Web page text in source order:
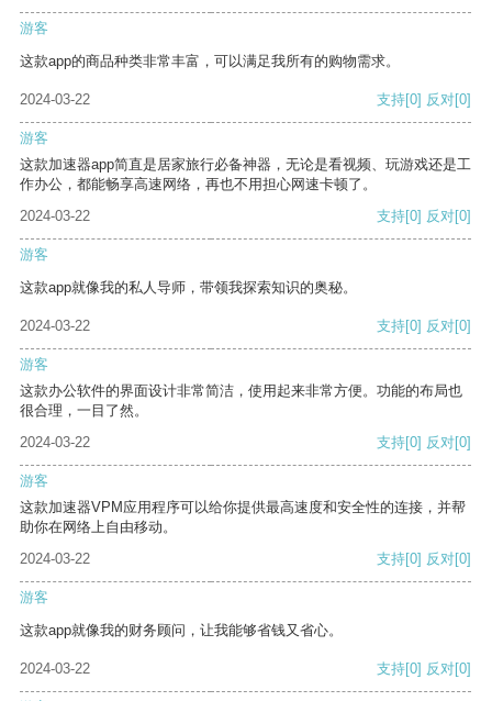
游客
这款app的商品种类非常丰富，可以满足我所有的购物需求。
2024-03-22 支持[0] 反对[0]
游客
这款加速器app简直是居家旅行必备神器，无论是看视频、玩游戏还是工
作办公，都能畅享高速网络，再也不用担心网速卡顿了。
2024-03-22
支持[0] 反对[0]
游客
这款app就像我的私人导师，带领我探索知识的奥秘。
2024-03-22 支持[0] 反对[0]
游客
这款办公软件的界面设计非常简洁，使用起来非常方便。功能的布局也
很合理，一目了然。
2024-03-22
支持[0] 反对[0]
游客
这款加速器VPM应用程序可以给你提供最高速度和安全性的连接，并帮
助你在网络上自由移动。
2024-03-22
支持[0] 反对[0]
游客
这款app就像我的财务顾问，让我能够省钱又省心。
2024-03-22 支持[0] 反对[0]